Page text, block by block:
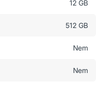
12 GB
512 GB
Nem
Nem